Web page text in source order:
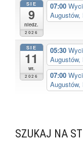
SIE
9
niedz.
2026
07:00
Augustów,
SIE
11
wt.
2026
05:30
Augustów,
07:00
Augustów,
SZUKAJ NA